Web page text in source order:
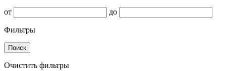
от до
Фильтры
Поиск
Очистить фильтры